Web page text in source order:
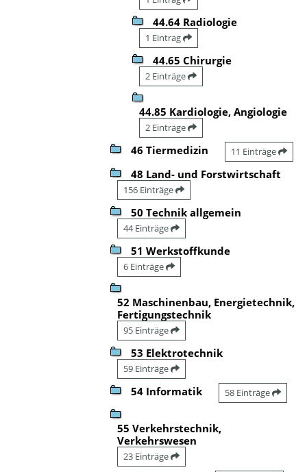
44.64 Radiologie
1 Eintrag
44.65 Chirurgie
2 Einträge
44.85 Kardiologie, Angiologie
2 Einträge
46 Tiermedizin 11 Einträge
48 Land- und Forstwirtschaft
156 Einträge
50 Technik allgemein
44 Einträge
51 Werkstoffkunde
6 Einträge
52 Maschinenbau, Energietechnik,
Fertigungstechnik
95 Einträge
53 Elektrotechnik
59 Einträge
54 Informatik 58 Einträge
55 Verkehrstechnik,
Verkehrswesen
23 Einträge